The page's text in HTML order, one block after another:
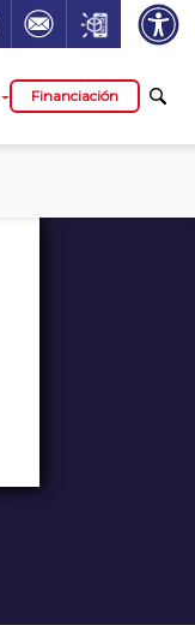
Icon Icon
Financiación